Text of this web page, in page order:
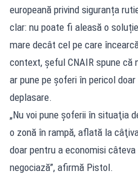
europeană privind siguranța
clar: nu poate fi aleasă o
mare decât cel pe care
context, șeful CNAIR spune că
ar pune pe șoferi în pericol
deplasare.
„Nu voi pune şoferii în situaţia
o zonă în rampă, aflată la
doar pentru a economisi
negociază”, afirmă Pistol.